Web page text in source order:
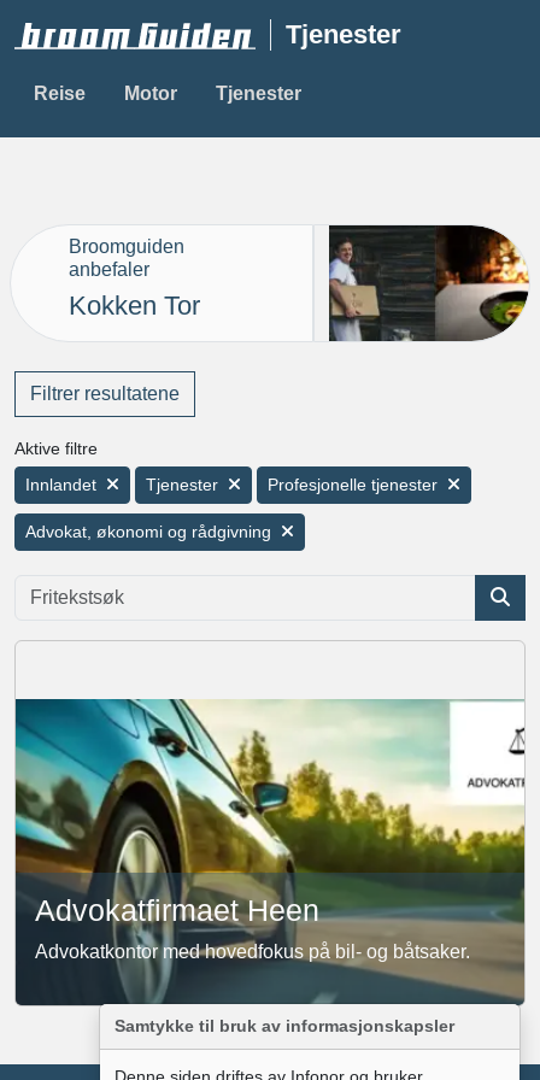
Tjenester
Reise Motor Tjenester
Broomguiden
anbefaler
Kokken Tor
Filtrer resultatene
Aktive filtre
Innlandet
Tjenester Profesjonelle tjenester
Advokat, økonomi og rådgivning
Advokatfirmaet Heen
Advokatkontor med hovedfokus på bil- og båtsaker.
Samtykke til bruk av informasjonskapsler